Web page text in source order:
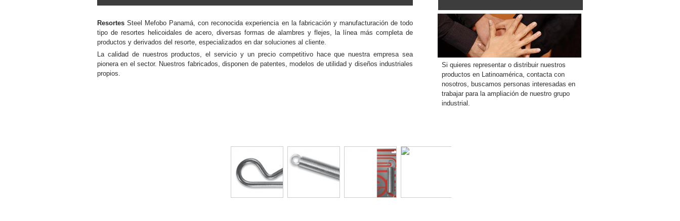
Resortes Steel Mefobo Panamá, con reconocida experiencia en la fabricación y manufacturación de todo
tipo de resortes helicoidales de acero, diversas formas de alambres y flejes, la línea más completa de
productos y derivados del resorte, especializados en dar soluciones al cliente.
La calidad de nuestros productos, el servicio y un precio competitivo hace que nuestra empresa sea
pionera en el sector. Nuestros fabricados, disponen de patentes, modelos de utilidad y diseños industriales
propios.
Si quieres representar o distribuir nuestros
productos en Latinoamérica, contacta con
nosotros, buscamos personas interesadas en
trabajar para la ampliación de nuestro grupo
industrial.